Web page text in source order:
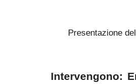
Presentazione
Intervengono: